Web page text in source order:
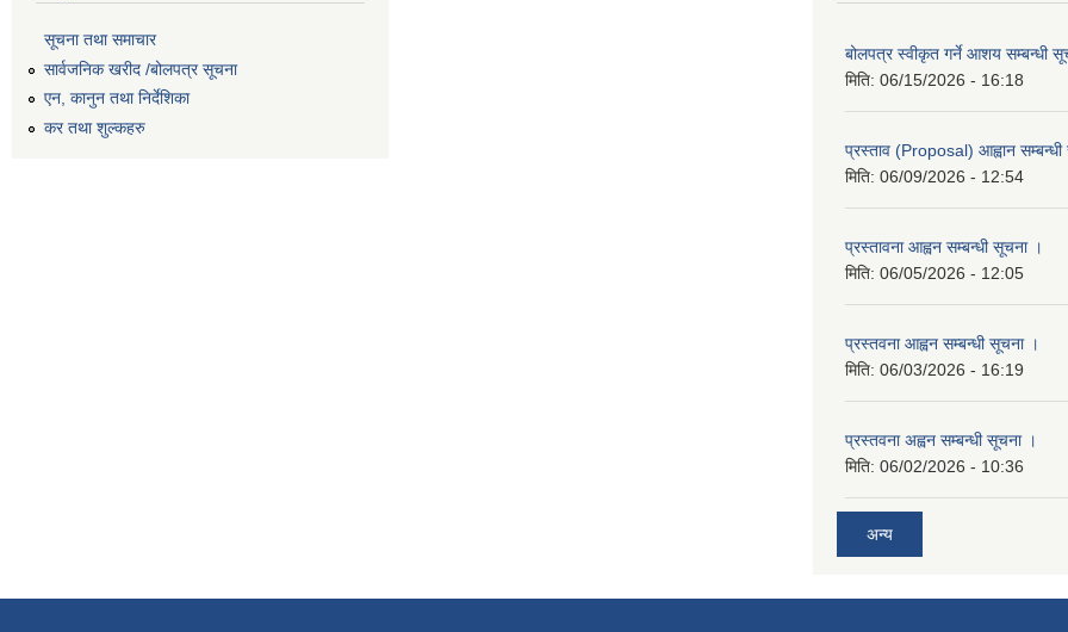
सूचना तथा समाचार
सार्वजनिक खरीद /बोलपत्र सूचना
एन, कानुन तथा निर्देशिका
कर तथा शुल्कहरु
बोलपत्र स्वीकृत गर्ने आशय सम्बन्धी
मिति: 06/15/2026 - 16:18
प्रस्ताव (Proposal) आह्वान
मिति: 06/09/2026 - 12:54
प्रस्तावना आह्वन सम्बन्धी सूचना ।
मिति: 06/05/2026 - 12:05
प्रस्तवना आह्वन सम्बन्धी सूचना ।
मिति: 06/03/2026 - 16:19
प्रस्तवना अह्वन सम्बन्धी सूचना ।
मिति: 06/02/2026 - 10:36
अन्य